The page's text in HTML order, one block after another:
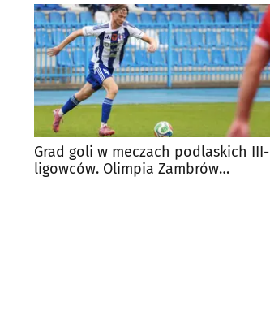
Grad goli w meczach podlaskich III-
ligowców. Olimpia Zambrów